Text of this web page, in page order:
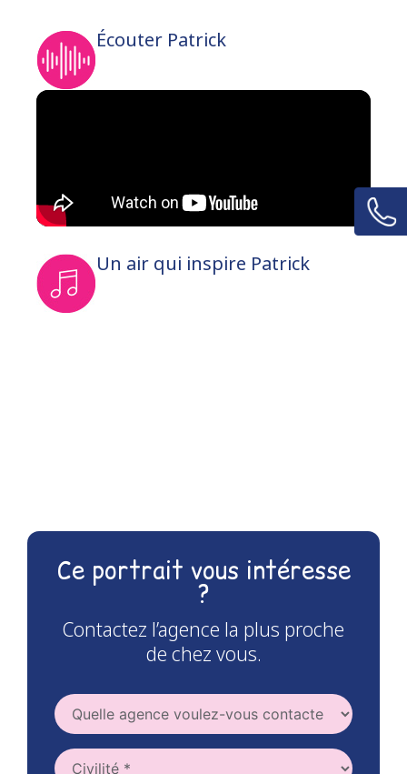
Écouter Patrick
Un air qui inspire Patrick
Ce portrait vous intéresse
?
Contactez l’agence la plus proche
de chez vous.